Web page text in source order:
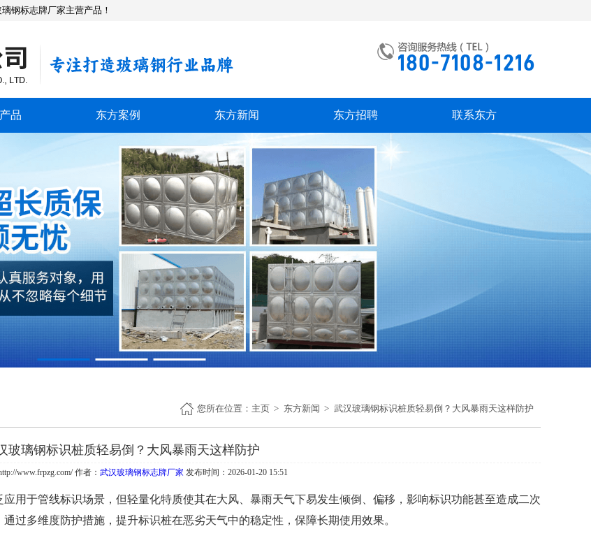
钢标志牌厂家主营产品！
品 东方案例 东方新闻 东方招聘 联系东方
您所在位置： 主页 东方新闻 武汉玻璃钢标识桩质轻易倒？大风暴雨天这样防护
玻璃钢标识桩质轻易倒？大风暴雨天这样防护
www.frpzg.com/ 作者： 武汉玻璃钢标志牌厂家 发布时间：2026-01-20 15:51
用于管线标识场景，但轻量化特质使其在大风、暴雨天气下易发生倾倒、偏移，影响标识功能甚至造成二次
过多维度防护措施，提升标识桩在恶劣天气中的稳定性，保障长期使用效果。